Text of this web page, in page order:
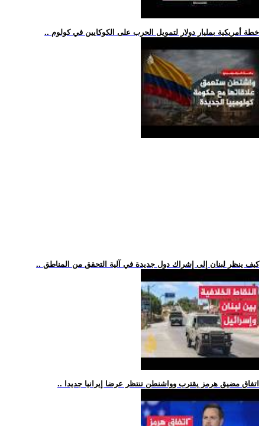
.. خطة أمريكية بمليار دولار لتمويل الحرب على الكوكايين في كولوم
.. كيف ينظر لبنان إلى إشراك دول جديدة في آلية التحقق من المناطق
.. اتفاق مضيق هرمز يقترب وواشنطن تنتظر عرضا إيرانيا جديدا